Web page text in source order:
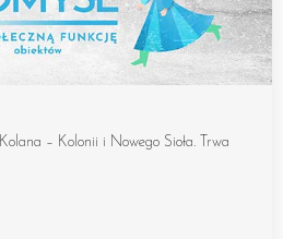
– Kolonii i Nowego Sioła. Trwa